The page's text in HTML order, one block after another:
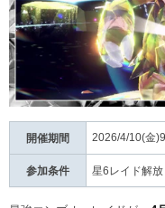
開催期間 2026/4/10(金
参加条件 星6レイド解